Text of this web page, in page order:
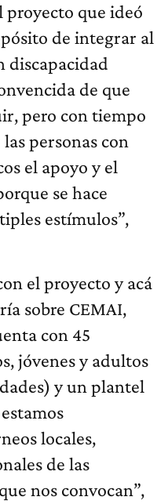
que ideó
de integrar al
discapacidad
de que
pero con tiempo
personas con
el apoyo y el
se hace
estímulos”,
el proyecto y acá
sobre CEMAI,
con 45
jóvenes y adultos
y un plantel
locales,
de las
nos convocan”,